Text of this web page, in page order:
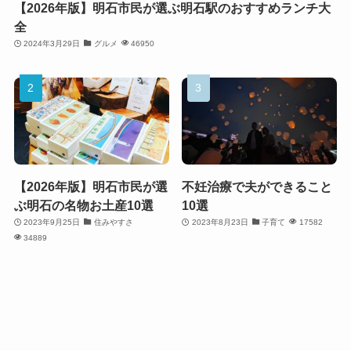
【2026年版】明石市民が選ぶ明石駅のおすすめランチ大
全
2024年3月29日 グルメ 46950
【2026年版】明石市民が選
ぶ明石の名物お土産10選
2023年9月25日
住みやすさ
34889
不妊治療で夫ができること
10選
2023年8月23日 子育て 17582